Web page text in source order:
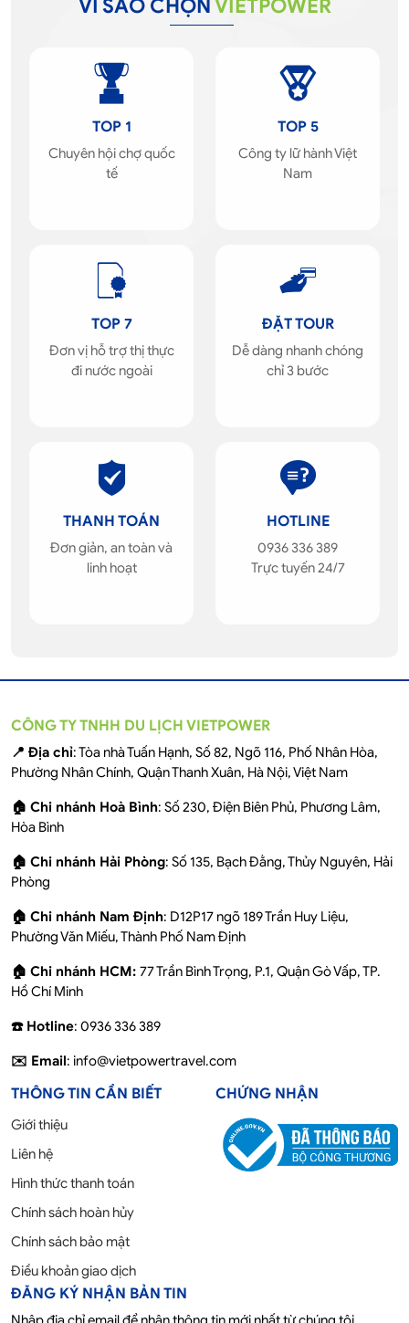
VÌ SAO CHỌNVIETPOWER
TOP 1
Chuyên hội chợ quốc
tế
TOP 5
Công ty lữ hành Việt
Nam
TOP 7
Đơn vị hỗ trợ thị thực
đi nước ngoài
ĐẶT TOUR
Dễ dàng nhanh chóng
chỉ 3 bước
THANH TOÁN
Đơn giản, an toàn và
linh hoạt
HOTLINE
0936 336 389
Trực tuyến 24/7
CÔNG TY TNHH DU LỊCH VIETPOWER
📍 Địa chỉ: Tòa nhà Tuấn Hạnh, Số 82, Ngõ 116, Phố Nhân Hòa,
Phường Nhân Chính, Quận Thanh Xuân, Hà Nội, Việt Nam
🏠 Chi nhánh Hoà Bình: Số 230, Điện Biên Phủ, Phương Lâm,
Hòa Bình
🏠 Chi nhánh Hải Phòng: Số 135, Bạch Đằng, Thủy Nguyên, Hải
Phòng
🏠 Chi nhánh Nam Định: D12P17 ngõ 189 Trần Huy Liệu,
Phường Văn Miếu, Thành Phố Nam Định
🏠 Chi nhánh HCM: 77 Trần Bình Trọng, P.1, Quận Gò Vấp, TP.
Hồ Chí Minh
☎️ Hotline: 0936 336 389
✉️ Email: info@vietpowertravel.com
THÔNG TIN CẦN BIẾT
Giới thiệu
Liên hệ
Hình thức thanh toán
Chính sách hoàn hủy
Chính sách bảo mật
Điều khoản giao dịch
CHỨNG NHẬN
ĐĂNG KÝ NHẬN BẢN TIN